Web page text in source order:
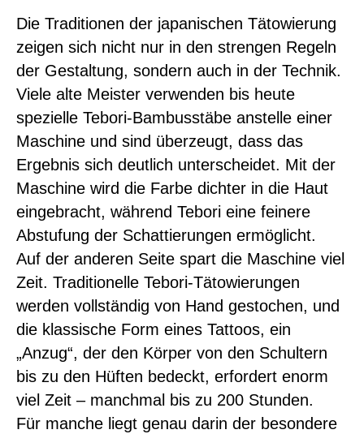
Die Traditionen der japanischen Tätowierung
zeigen sich nicht nur in den strengen Regeln
der Gestaltung, sondern auch in der Technik.
Viele alte Meister verwenden bis heute
spezielle Tebori-Bambusstäbe anstelle einer
Maschine und sind überzeugt, dass das
Ergebnis sich deutlich unterscheidet. Mit der
Maschine wird die Farbe dichter in die Haut
eingebracht, während Tebori eine feinere
Abstufung der Schattierungen ermöglicht.
Auf der anderen Seite spart die Maschine viel
Zeit. Traditionelle Tebori-Tätowierungen
werden vollständig von Hand gestochen, und
die klassische Form eines Tattoos, ein
„Anzug“, der den Körper von den Schultern
bis zu den Hüften bedeckt, erfordert enorm
viel Zeit – manchmal bis zu 200 Stunden.
Für manche liegt genau darin der besondere